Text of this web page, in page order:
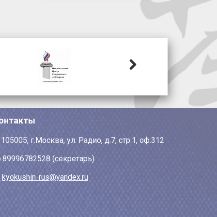
г.Москва, ул. Радио, д.7, стр.1, оф.312
89996782528 (секретарь)
kyokushin-rus@yandex.ru